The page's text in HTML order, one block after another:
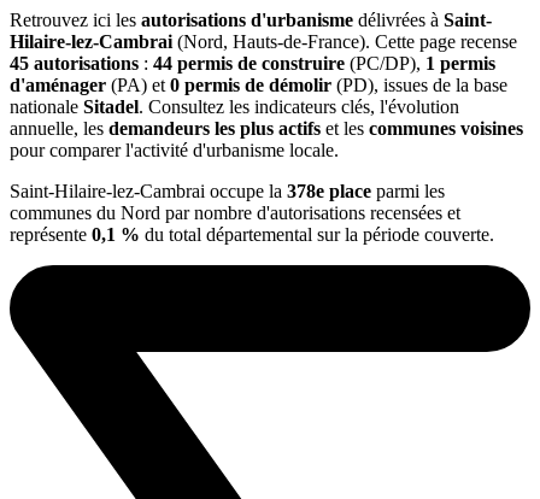
Retrouvez ici les autorisations d'urbanisme délivrées à Saint-
Hilaire-lez-Cambrai (Nord, Hauts-de-France). Cette page recense
45 autorisations : 44 permis de construire (PC/DP), 1 permis
d'aménager (PA) et 0 permis de démolir (PD), issues de la base
nationale Sitadel. Consultez les indicateurs clés, l'évolution
annuelle, les demandeurs les plus actifs et les communes voisines
pour comparer l'activité d'urbanisme locale.
Saint-Hilaire-lez-Cambrai occupe la 378e place parmi les
communes du Nord par nombre d'autorisations recensées et
représente 0,1 % du total départemental sur la période couverte.